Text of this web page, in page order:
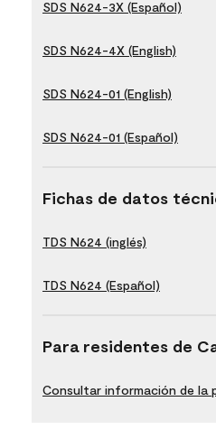
SDS N624-3X (Español)
SDS N624-4X (English)
SDS N624-01 (English)
SDS N624-01 (Español)
Fichas de datos
TDS N624 (inglés)
TDS N624 (Español)
Para residentes de
Consultar información de la